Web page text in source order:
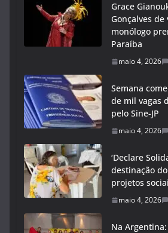
Grace
Gonçalves
monólogo
Paraíba
maio 4, 2026
Semana
de mil vagas
pelo Sine-JP
maio 4, 2026
‘Declare
destinação
projetos
maio 4, 2026
Na